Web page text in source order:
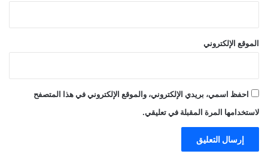
الموقع الإلكتروني
احفظ اسمي، بريدي الإلكتروني، والموقع الإلكتروني في هذا المتصفح
لاستخدامها المرة المقبلة في تعليقي.